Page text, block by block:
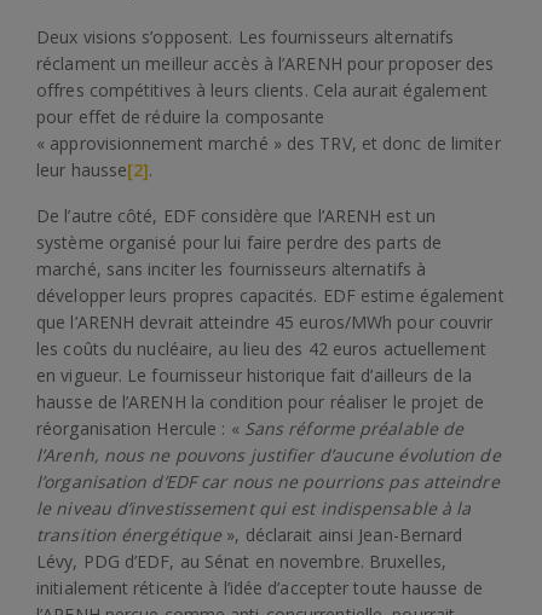
Deux visions s’opposent. Les fournisseurs alternatifs
réclament un meilleur accès à l’ARENH pour proposer des
offres compétitives à leurs clients. Cela aurait également
pour effet de réduire la composante
« approvisionnement marché » des TRV, et donc de limiter
leur hausse[2].
De l’autre côté, EDF considère que l’ARENH est un
système organisé pour lui faire perdre des parts de
marché, sans inciter les fournisseurs alternatifs à
développer leurs propres capacités. EDF estime également
que l’ARENH devrait atteindre 45 euros/MWh pour couvrir
les coûts du nucléaire, au lieu des 42 euros actuellement
en vigueur. Le fournisseur historique fait d’ailleurs de la
hausse de l’ARENH la condition pour réaliser le projet de
réorganisation Hercule : « Sans réforme préalable de
l’Arenh, nous ne pouvons justifier d’aucune évolution de
l’organisation d’EDF car nous ne pourrions pas atteindre
le niveau d’investissement qui est indispensable à la
transition énergétique », déclarait ainsi Jean-Bernard
Lévy, PDG d’EDF, au Sénat en novembre. Bruxelles,
initialement réticente à l’idée d’accepter toute hausse de